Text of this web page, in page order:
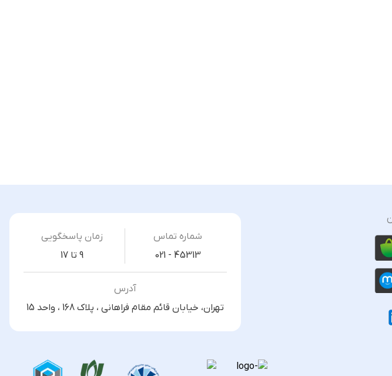
شماره تماس
021 - 45313
زمان پاسخگویی
9 تا 17
آدرس
تهران، خیابان قائم مقام فراهانی ، پلاک 168 ، واحد 15